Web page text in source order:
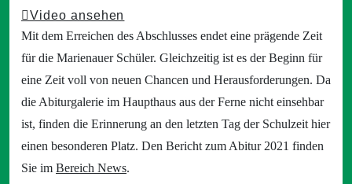
Video ansehen
Mit dem Erreichen des Abschlusses endet eine prägende Zeit
für die Marienauer Schüler. Gleichzeitig ist es der Beginn für
eine Zeit voll von neuen Chancen und Herausforderungen. Da
die Abiturgalerie im Haupthaus aus der Ferne nicht einsehbar
ist, finden die Erinnerung an den letzten Tag der Schulzeit hier
einen besonderen Platz. Den Bericht zum Abitur 2021 finden
Sie im Bereich News.